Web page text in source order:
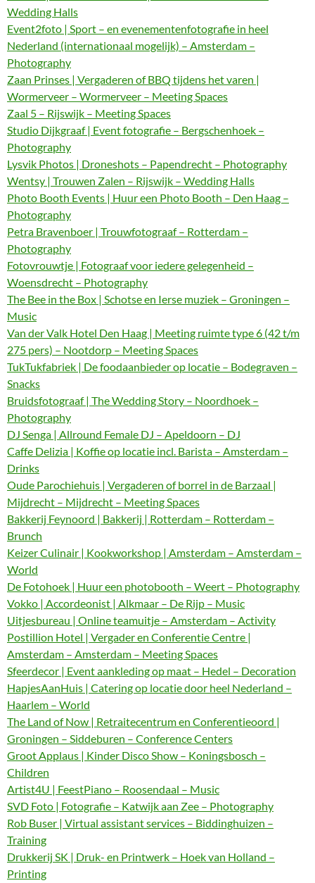
Wedding Halls
Event2foto | Sport – en evenementenfotografie in heel
Nederland (internationaal mogelijk) – Amsterdam –
Photography
Zaan Prinses | Vergaderen of BBQ tijdens het varen |
Wormerveer – Wormerveer – Meeting Spaces
Zaal 5 – Rijswijk – Meeting Spaces
Studio Dijkgraaf | Event fotografie – Bergschenhoek –
Photography
Lysvik Photos | Droneshots – Papendrecht – Photography
Wentsy | Trouwen Zalen – Rijswijk – Wedding Halls
Photo Booth Events | Huur een Photo Booth – Den Haag –
Photography
Petra Bravenboer | Trouwfotograaf – Rotterdam –
Photography
Fotovrouwtje | Fotograaf voor iedere gelegenheid –
Woensdrecht – Photography
The Bee in the Box | Schotse en Ierse muziek – Groningen –
Music
Van der Valk Hotel Den Haag | Meeting ruimte type 6 (42 t/m
275 pers) – Nootdorp – Meeting Spaces
TukTukfabriek | De foodaanbieder op locatie – Bodegraven –
Snacks
Bruidsfotograaf | The Wedding Story – Noordhoek –
Photography
DJ Senga | Allround Female DJ – Apeldoorn – DJ
Caffe Delizia | Koffie op locatie incl. Barista – Amsterdam –
Drinks
Oude Parochiehuis | Vergaderen of borrel in de Barzaal |
Mijdrecht – Mijdrecht – Meeting Spaces
Bakkerij Feynoord | Bakkerij | Rotterdam – Rotterdam –
Brunch
Keizer Culinair | Kookworkshop | Amsterdam – Amsterdam –
World
De Fotohoek | Huur een photobooth – Weert – Photography
Vokko | Accordeonist | Alkmaar – De Rijp – Music
Uitjesbureau | Online teamuitje – Amsterdam – Activity
Postillion Hotel | Vergader en Conferentie Centre |
Amsterdam – Amsterdam – Meeting Spaces
Sfeerdecor | Event aankleding op maat – Hedel – Decoration
HapjesAanHuis | Catering op locatie door heel Nederland –
Haarlem – World
The Land of Now | Retraitecentrum en Conferentieoord |
Groningen – Siddeburen – Conference Centers
Groot Applaus | Kinder Disco Show – Koningsbosch –
Children
Artist4U | FeestPiano – Roosendaal – Music
SVD Foto | Fotografie – Katwijk aan Zee – Photography
Rob Buser | Virtual assistant services – Biddinghuizen –
Training
Drukkerij SK | Druk- en Printwerk – Hoek van Holland –
Printing